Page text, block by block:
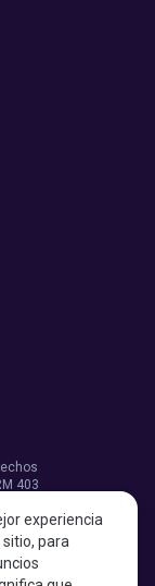
403
experiencia
para